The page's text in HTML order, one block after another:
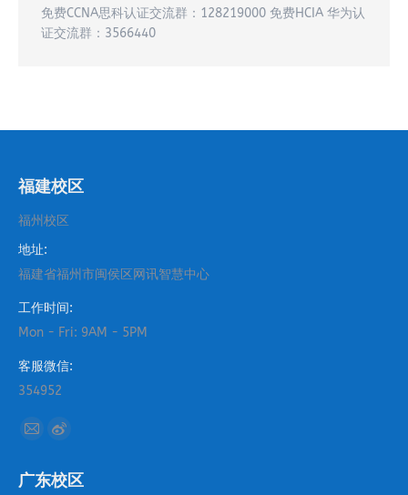
免费CCNA思科认证交流群：128219000 免费HCIA 华为认
证交流群：3566440
福建校区
福州校区
地址:
福建省福州市闽侯区网讯智慧中心
工作时间:
Mon - Fri: 9AM - 5PM
客服微信:
354952
找到我们：
Mail
opens
Weibo
opens
广东校区